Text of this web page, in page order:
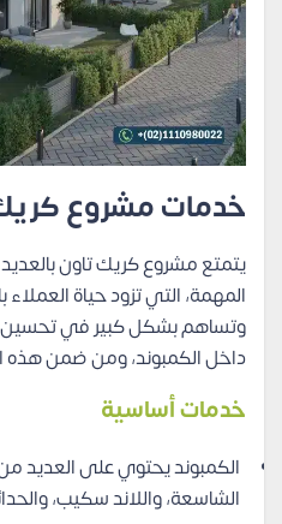
خدمات مشروع
يتمتع مشروع كريك تاون
المهمة، التي تزود حياة العملاء
وتساهم بشكل كبير في تحسين
داخل الكمبوند، ومن ضمن هذه
خدمات أساسية
الكمبوند يحتوي على العديد
الشاسعة، واللاند سكيب،